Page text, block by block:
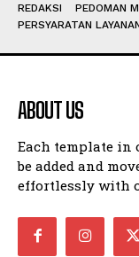
REDAKSI PEDOMAN
PERSYARATAN
ABOUT US
Each template in
be added and
effortlessly with